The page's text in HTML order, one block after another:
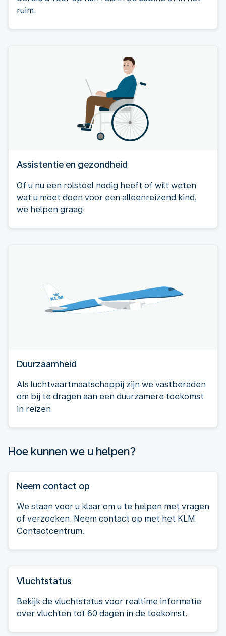
ruim.
Assistentie en gezondheid
Of u nu een rolstoel nodig heeft of wilt weten
wat u moet doen voor een alleenreizend kind,
we helpen graag.
Duurzaamheid
Als luchtvaartmaatschappij zijn we vastberaden
om bij te dragen aan een duurzamere toekomst
in reizen.
Hoe kunnen we u helpen?
Neem contact op
We staan voor u klaar om u te helpen met vragen
of verzoeken. Neem contact op met het KLM
Contactcentrum.
Vluchtstatus
Bekijk de vluchtstatus voor realtime informatie
over vluchten tot 60 dagen in de toekomst.